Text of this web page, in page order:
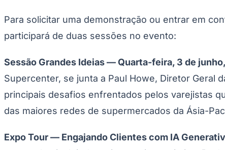
Para solicitar uma demonstração ou entrar em
participará de duas sessões no evento:
Sessão Grandes Ideias — Quarta-feira, 3 de junho,
Supercenter, se junta a Paul Howe, Diretor Geral
principais desafios enfrentados pelos varejistas
das maiores redes de supermercados da Ásia-
Expo Tour — Engajando Clientes com IA